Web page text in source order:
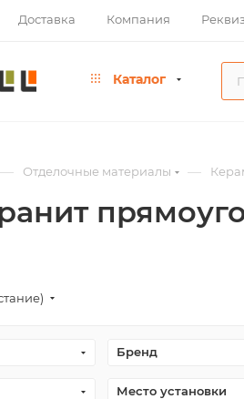
Доставка Компания
Каталог
— Отделочные материалы —
Бренд
Место установки